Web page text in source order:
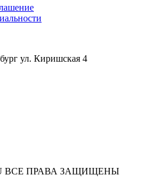
195299 г.Санкт-Петербург ул. Киришская 4
ВСЕ ПРАВА ЗАЩИЩЕНЫ